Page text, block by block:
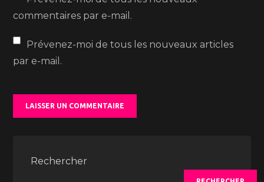
commentaires par e-mail.
Prévenez-moi de tous les nouveaux articles
par e-mail.
Rechercher